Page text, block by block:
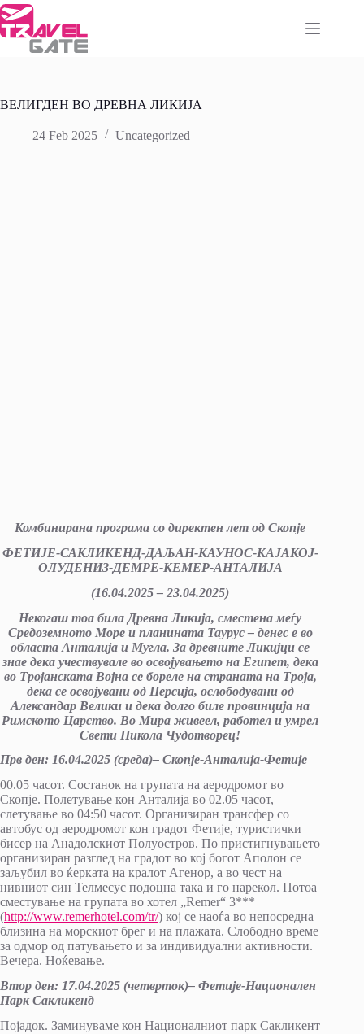
Skip
to
content
ВЕЛИГДЕН ВО ДРЕВНА ЛИКИЈА
24 Feb 2025 Uncategorized
Комбинирана програма со директен лет од Скопје
ФЕТИЈЕ-САКЛИКЕНД-ДАЉАН-КАУНОС-КАЈАКОЈ-
ОЛУДЕНИЗ-ДЕМРЕ-КЕМЕР-АНТАЛИЈА
(16.04.2025– 23.04.2025)
Некогаш тоа била Древна Ликија, сместена меѓу
Средоземното Море и планината Таурус – денес е во
областа Анталија и Мугла. За древните Ликијци се
знае дека учествувале во освојувањето на Египет, дека
во Тројанската Војна се бореле на страната на Троја,
дека се освојувани од Персија, ослободувани од
Александар Велики и дека долго биле провинција на
Римското Царство. Во Мира живеел, работел и умрел
Свети Никола Чудотворец!
Прв ден: 16.04.2025 (среда)– Скопје-Анталија-Фетије
00.05 часот. Состанок на групата на аеродромот во
Скопје. Полетување кон Анталија во 02.05 часот,
слетување во 04:50 часот. Организиран трансфер со
автобус од аеродромот кон градот Фетије, туристички
бисер на Анадолскиот Полуостров. По пристигнувањето
организиран разглед на градот во кој богот Аполон се
заљубил во ќерката на кралот Агенор, а во чест на
нивниот син Телмесус подоцна така и го нарекол. Потоа
сместување на групата во хотел „Remer“ 3***
(http://www.remerhotel.com/tr/) кој се наоѓа во непосредна
близина на морскиот брег и на плажата. Слободно време
за одмор од патувањето и за индивидуални активности.
Вечера. Ноќевање.
Втор ден: 17.04.2025 (четврток)– Фетије-Национален
Парк Сакликенд
Појадок. Заминуваме кон Националниот парк Сакликент